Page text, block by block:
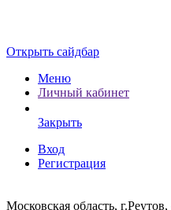
Открыть сайдбар
Меню
Личный кабинет
Закрыть
Вход
Регистрация
Московская область,